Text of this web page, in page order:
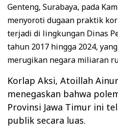
Genteng, Surabaya, pada
menyoroti dugaan praktik
terjadi di lingkungan Dinas
tahun 2017 hingga 2024,
merugikan negara miliaran
Korlap Aksi, Atoillah
menegaskan bahwa
Provinsi Jawa Timur ini
publik secara luas.